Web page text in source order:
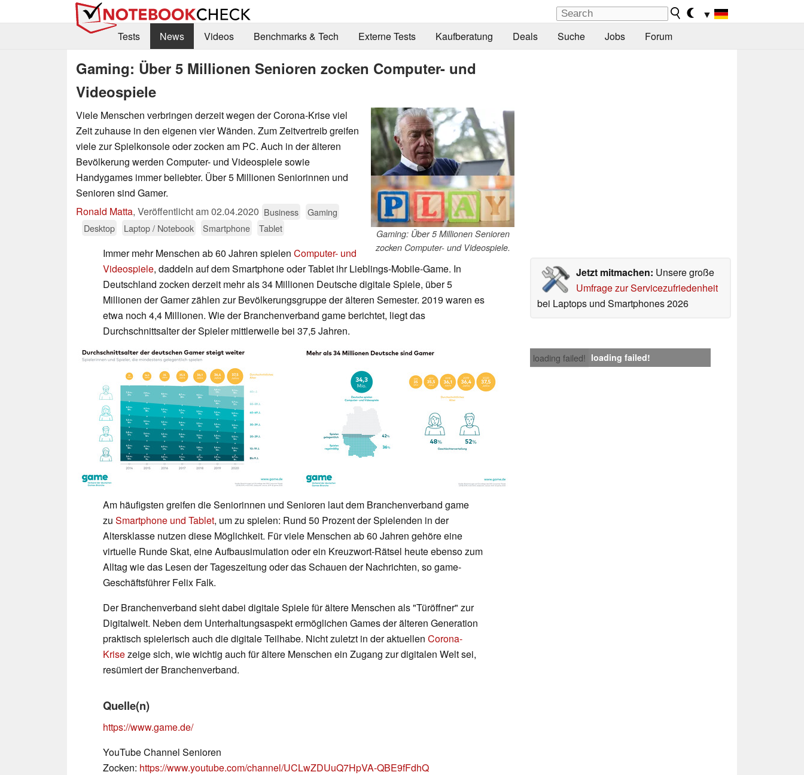
▼
Tests
News Videos Benchmarks & Tech Externe Tests Kaufberatung Deals Suche Jobs Forum
Gaming: Über 5 Millionen Senioren zocken Computer- und
Videospiele
Gaming: Über 5 Millionen Senioren
zocken Computer- und Videospiele.
Viele Menschen verbringen derzeit wegen der Corona-Krise viel
Zeit zuhause in den eigenen vier Wänden. Zum Zeitvertreib greifen
viele zur Spielkonsole oder zocken am PC. Auch in der älteren
Bevölkerung werden Computer- und Videospiele sowie
Handygames immer beliebter. Über 5 Millionen Seniorinnen und
Senioren sind Gamer.
Ronald Matta, Veröffentlicht am02.04.2020 Business
Gaming
Desktop
Laptop / Notebook Smartphone Tablet
Jetzt mitmachen: Unsere große
Umfrage zur Servicezufriedenheit
bei Laptops und Smartphones 2026
Immer mehr Menschen ab 60 Jahren spielen Computer- und
Videospiele, daddeln auf dem Smartphone oder Tablet ihr Lieblings-Mobile-Game. In
Deutschland zocken derzeit mehr als 34 Millionen Deutsche digitale Spiele, über 5
Millionen der Gamer zählen zur Bevölkerungsgruppe der älteren Semester. 2019 waren es
etwa noch 4,4 Millionen. Wie der Branchenverband game berichtet, liegt das
Durchschnittsalter der Spieler mittlerweile bei 37,5 Jahren.
loading failed! loading failed!
Am häufigsten greifen die Seniorinnen und Senioren laut dem Branchenverband game
zu Smartphone und Tablet, um zu spielen: Rund 50 Prozent der Spielenden in der
Altersklasse nutzen diese Möglichkeit. Für viele Menschen ab 60 Jahren gehöre eine
virtuelle Runde Skat, eine Aufbausimulation oder ein Kreuzwort-Rätsel heute ebenso zum
Alltag wie das Lesen der Tageszeitung oder das Schauen der Nachrichten, so game-
Geschäftsführer Felix Falk.
Der Branchenverband sieht dabei digitale Spiele für ältere Menschen als "Türöffner" zur
Digitalwelt. Neben dem Unterhaltungsaspekt ermöglichen Games der älteren Generation
praktisch spielerisch auch die digitale Teilhabe. Nicht zuletzt in der aktuellen Corona-
Krisezeige sich, wie wichtig auch für ältere Menschen ein Zugang zur digitalen Welt sei,
resümiert der Branchenverband.
Quelle(n)
https://www.game.de/
YouTube Channel Senioren
Zocken: https://www.youtube.com/channel/UCLwZDUuQ7HpVA-QBE9fFdhQ